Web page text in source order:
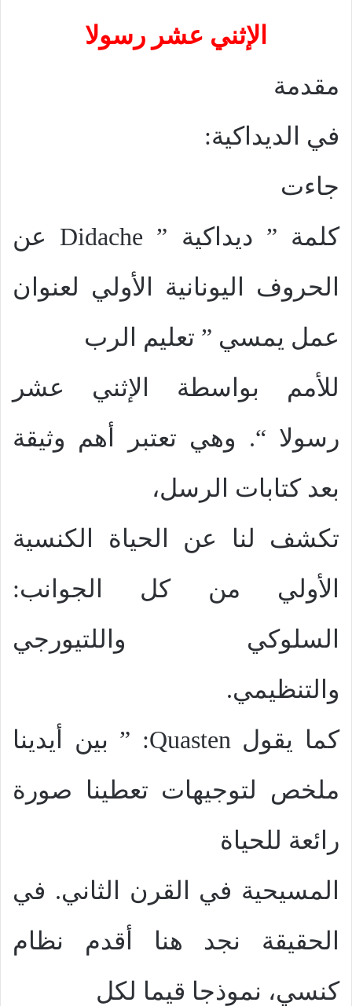
الإثني عشر رسولا
مقدمة
في الديداكية:
جاءت
كلمة ” ديداكية ” Didache عن
الحروف اليونانية الأولي لعنوان
عمل يمسي ” تعليم الرب
للأمم بواسطة الإثني عشر
رسولا “. وهي تعتبر أهم وثيقة
بعد كتابات الرسل،
تكشف لنا عن الحياة الكنسية
الأولي من كل الجوانب:
السلوكي واللتيورجي
والتنظيمي.
كما يقول Quasten: ” بين أيدينا
ملخص لتوجيهات تعطينا صورة
رائعة للحياة
المسيحية في القرن الثاني. في
الحقيقة نجد هنا أقدم نظام
كنسي، نموذجا قيما لكل